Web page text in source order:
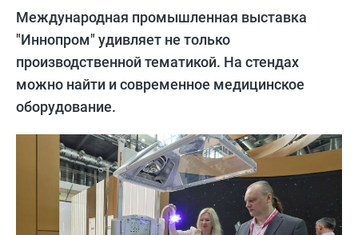
Международная промышленная выставка
"Иннопром" удивляет не только
производственной тематикой. На стендах
можно найти и современное медицинское
оборудование.